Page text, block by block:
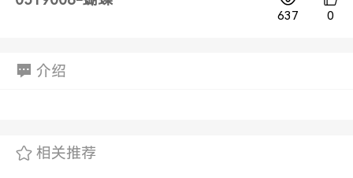
637 0
介绍
相关推荐